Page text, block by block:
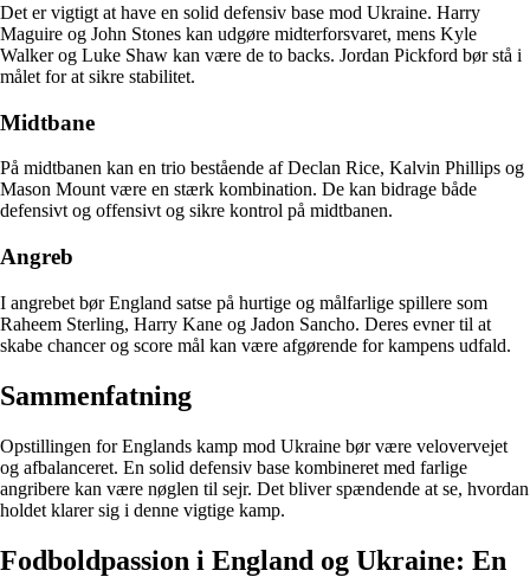
Det er vigtigt at have en solid defensiv base mod Ukraine. Harry
Maguire og John Stones kan udgøre midterforsvaret, mens Kyle
Walker og Luke Shaw kan være de to backs. Jordan Pickford bør stå i
målet for at sikre stabilitet.
Midtbane
På midtbanen kan en trio bestående af Declan Rice, Kalvin Phillips og
Mason Mount være en stærk kombination. De kan bidrage både
defensivt og offensivt og sikre kontrol på midtbanen.
Angreb
I angrebet bør England satse på hurtige og målfarlige spillere som
Raheem Sterling, Harry Kane og Jadon Sancho. Deres evner til at
skabe chancer og score mål kan være afgørende for kampens udfald.
Sammenfatning
Opstillingen for Englands kamp mod Ukraine bør være velovervejet
og afbalanceret. En solid defensiv base kombineret med farlige
angribere kan være nøglen til sejr. Det bliver spændende at se, hvordan
holdet klarer sig i denne vigtige kamp.
Fodboldpassion i England og Ukraine: En